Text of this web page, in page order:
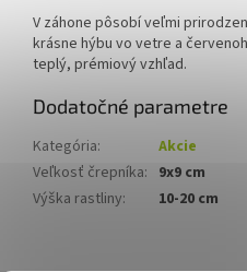
V záhone pôsobí veľmi
krásne hýbu vo vetre a
teplý, prémiový vzhľad.
Dodatočné parametre
Kategória:
Akcie
Veľkosť črepníka: 9x9 cm
Výška rastliny: 10-20 cm